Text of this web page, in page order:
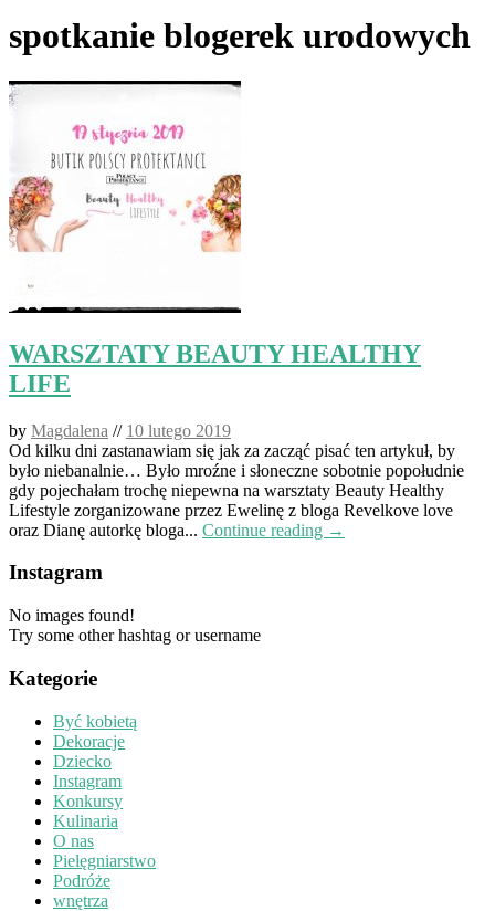
spotkanie blogerek urodowych
WARSZTATY BEAUTY HEALTHY
LIFE
by Magdalena // 10 lutego 2019
Od kilku dni zastanawiam się jak za zacząć pisać ten artykuł, by
było niebanalnie… Było mroźne i słoneczne sobotnie popołudnie
gdy pojechałam trochę niepewna na warsztaty Beauty Healthy
Lifestyle zorganizowane przez Ewelinę z bloga Revelkove love
oraz Dianę autorkę bloga... Continue reading →
Instagram
No images found!
Try some other hashtag or username
Kategorie
Być kobietą
Dekoracje
Dziecko
Instagram
Konkursy
Kulinaria
O nas
Pielęgniarstwo
Podróże
wnętrza